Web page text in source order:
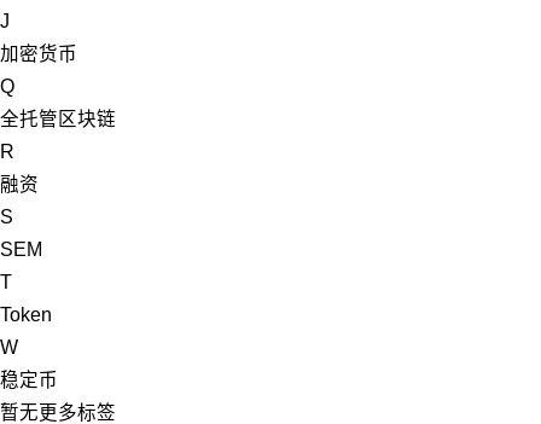
J
加密货币
Q
全托管 区块链
R
融资
S
SEM
T
Token
W
稳定币
暂无更多标签